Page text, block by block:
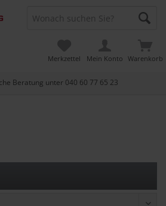
Beratung unter 040 60 77 65 23
Warenkorb
Merkzettel Mein Konto